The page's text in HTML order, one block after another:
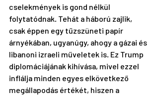
cselekmények is gond nélkül
folytatódnak. Tehát a háború zajlik,
csak éppen egy tűzszüneti papír
árnyékában, ugyanúgy, ahogy a gázai és
libanoni izraeli műveletek is. Ez Trump
diplomáciájának kihívása, mivel ezzel
inflálja minden egyes elkövetkező
megállapodás értékét, hiszen a